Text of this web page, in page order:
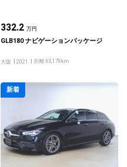
332.2 万円
GLB180 ナビゲーションパッケージ
大阪 2021 距離 63,179km
新着